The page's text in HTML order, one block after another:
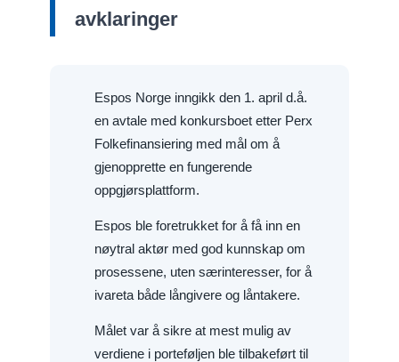
avklaringer
Espos Norge inngikk den 1. april d.å.
en avtale med konkursboet etter Perx
Folkefinansiering med mål om å
gjenopprette en fungerende
oppgjørsplattform.
Espos ble foretrukket for å få inn en
nøytral aktør med god kunnskap om
prosessene, uten særinteresser, for å
ivareta både långivere og låntakere.
Målet var å sikre at mest mulig av
verdiene i porteføljen ble tilbakeført til